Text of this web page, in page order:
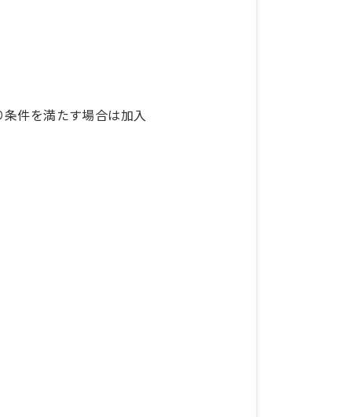
件を満たす場合は加入